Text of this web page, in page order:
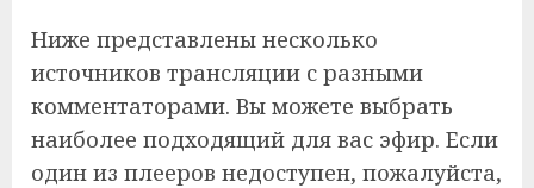
Ниже представлены несколько
источников трансляции с разными
комментаторами. Вы можете выбрать
наиболее подходящий для вас эфир. Если
один из плееров недоступен, пожалуйста,